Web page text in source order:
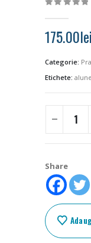
175.00lei
Categorie:
Etichete:
Share